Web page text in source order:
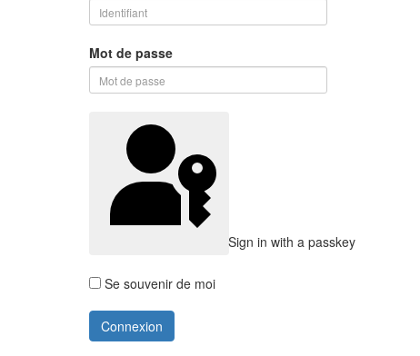
Mot de passe
Sign in with a passkey
Se souvenir de moi